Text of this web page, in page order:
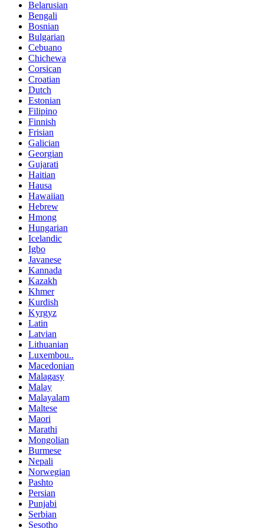
Belarusian
Bengali
Bosnian
Bulgarian
Cebuano
Chichewa
Corsican
Croatian
Dutch
Estonian
Filipino
Finnish
Frisian
Galician
Georgian
Gujarati
Haitian
Hausa
Hawaiian
Hebrew
Hmong
Hungarian
Icelandic
Igbo
Javanese
Kannada
Kazakh
Khmer
Kurdish
Kyrgyz
Latin
Latvian
Lithuanian
Luxembou..
Macedonian
Malagasy
Malay
Malayalam
Maltese
Maori
Marathi
Mongolian
Burmese
Nepali
Norwegian
Pashto
Persian
Punjabi
Serbian
Sesotho